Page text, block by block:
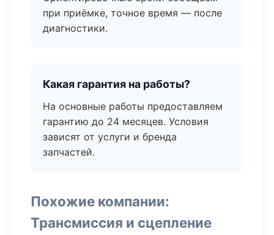
при приёмке, точное время — после
диагностики.
Какая гарантия на работы?
На основные работы предоставляем
гарантию до 24 месяцев. Условия
зависят от услуги и бренда
запчастей.
Похожие компании:
Трансмиссия и сцепление